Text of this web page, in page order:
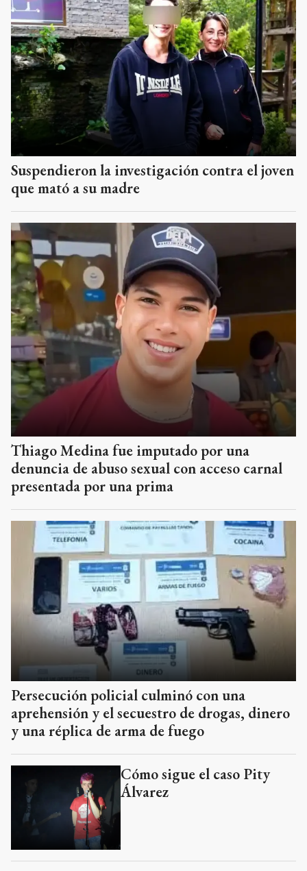
Suspendieron la investigación contra el joven
que mató a su madre
Thiago Medina fue imputado por una
denuncia de abuso sexual con acceso carnal
presentada por una prima
Persecución policial culminó con una
aprehensión y el secuestro de drogas, dinero
y una réplica de arma de fuego
Cómo sigue el caso Pity
Álvarez